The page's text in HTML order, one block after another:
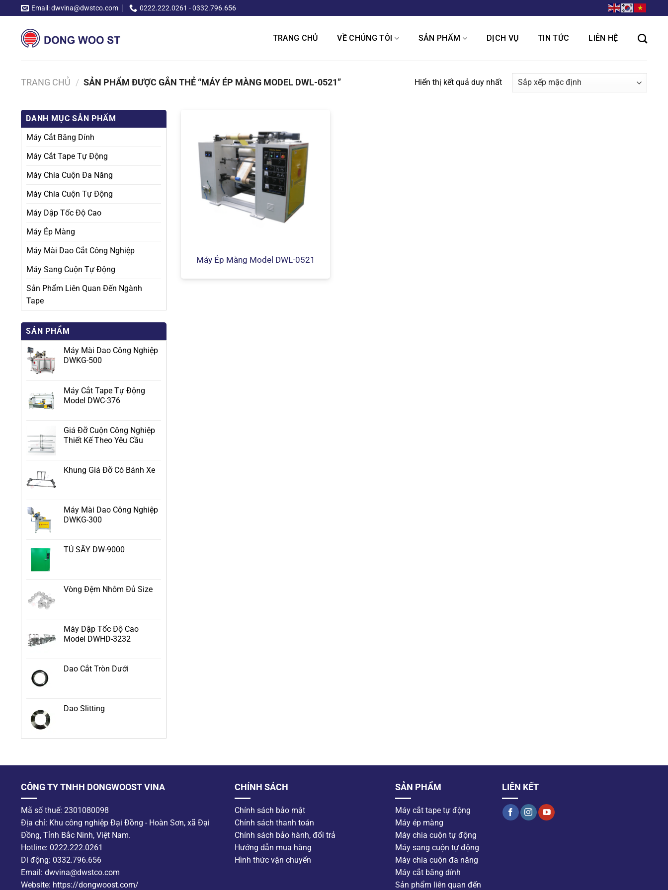
Chuyển
đến
Email: dwvina@dwstco.com 0222.222.0261 - 0332.796.656
TRANG CHỦ VỀ CHÚNG TÔI SẢN PHẨM DỊCH VỤ TIN TỨC LIÊN HỆ
TRANG CHỦ / SẢN PHẨM ĐƯỢC GẮN THẺ “MÁY ÉP MÀNG MODEL DWL-0521” Hiển thị kết quả duy nhất
DANH MỤC SẢN PHẨM
Máy Cắt Băng Dính
Máy Cắt Tape Tự Động
Máy Chia Cuộn Đa Năng
Máy Chia Cuộn Tự Động
Máy Dập Tốc Độ Cao
Máy Ép Màng
Máy Mài Dao Cắt Công Nghiệp
Máy Sang Cuộn Tự Động
Sản Phẩm Liên Quan Đến Ngành
Tape
SẢN PHẨM
Máy Mài Dao Công Nghiệp
DWKG-500
Máy Cắt Tape Tự Động
Model DWC-376
Giá Đỡ Cuộn Công Nghiệp
Thiết Kế Theo Yêu Cầu
Khung Giá Đỡ Có Bánh Xe
Máy Mài Dao Công Nghiệp
DWKG-300
TỦ SẤY DW-9000
Vòng Đệm Nhôm Đủ Size
Máy Dập Tốc Độ Cao
Model DWHD-3232
Dao Cắt Tròn Dưới
Dao Slitting
Máy Ép Màng Model DWL-0521
CÔNG TY TNHH DONGWOOST VINA
Mã số thuế: 2301080098
Địa chỉ: Khu công nghiệp Đại Đồng - Hoàn Sơn, xã Đại
Đồng, Tỉnh Bắc Ninh, Việt Nam.
Hotline: 0222.222.0261
Di động: 0332.796.656
Email: dwvina@dwstco.com
Website: https://dongwoost.com/
CHÍNH SÁCH
Chính sách bảo mật
Chính sách thanh toán
Chính sách bảo hành, đổi trả
Hướng dẫn mua hàng
Hình thức vận chuyển
SẢN PHẨM
Máy cắt tape tự động
Máy ép màng
Máy chia cuộn tự động
Máy sang cuộn tự động
Máy chia cuộn đa năng
Máy cắt băng dính
Sản phẩm liên quan đến
LIÊN KẾT